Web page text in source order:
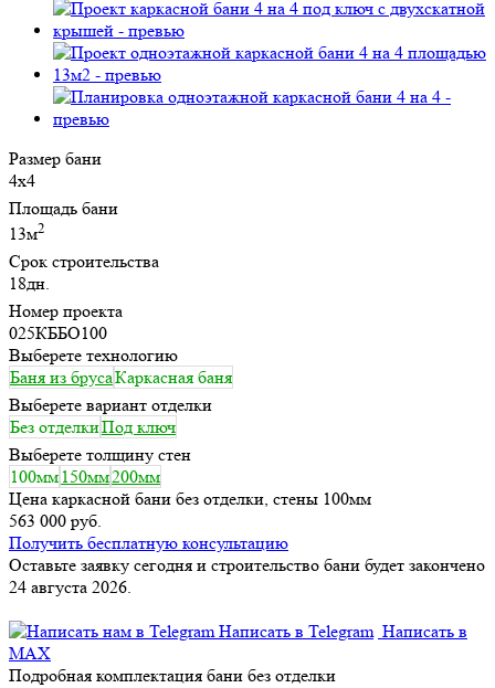
Размер бани
4х4
Площадь бани
13м2
Срок строительства
18дн.
Номер проекта
025КББО100
Выберете технологию
Баня из брусаКаркасная баня
Выберете вариант отделки
Без отделкиПод ключ
Выберете толщину стен
100мм 150мм200мм
Цена каркасной бани без отделки, стены 100мм
563 000 руб.
Получить бесплатную консультацию
Оставьте заявку сегодня и строительство бани будет закончено
24 августа 2026.
Написать в Telegram Написать в
MAX
Подробная комплектация бани без отделки